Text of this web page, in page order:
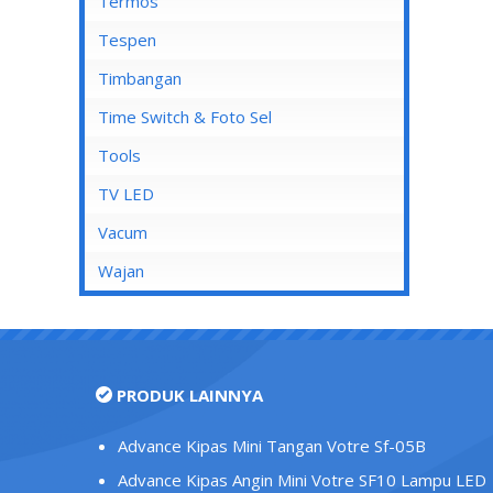
Stop Kontak AC
Stop Kontak CP
Stop Kontak Dinding
Stop Kontak Isi 2
Stop Kontak LAN/Data
Stop Kontak Lantai
Stop Kontak Telepon
Stop Kontak TV/Antena
Tutup Stop Kontak
Tespen
Timbangan
Time Switch & Foto Sel
Tools
TV LED
Vacum
Wajan
PRODUK LAINNYA
Advance Kipas Mini Tangan Votre Sf-05B
Advance Kipas Angin Mini Votre SF10 Lampu LED